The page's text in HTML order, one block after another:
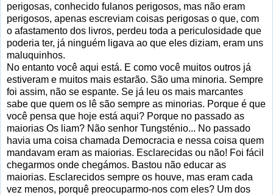
perigosas, conhecido fulanos perigosos, mas não eram
perigosos, apenas escreviam coisas perigosas o que, com
o afastamento dos livros, perdeu toda a periculosidade que
poderia ter, já ninguém ligava ao que eles diziam, eram uns
maluquinhos.
No entanto você aqui está. E como você muitos outros já
estiveram e muitos mais estarão. São uma minoria. Sempre
foi assim, não se espante. Se já leu os mais marcantes
sabe que quem os lê são sempre as minorias. Porque é que
você pensa que hoje está aqui? Porque no passado as
maiorias Os liam? Não senhor Tungsténio... No passado
havia uma coisa chamada Democracia e nessa coisa quem
mandavam eram as maiorias. Esclarecidas ou não! Foi fácil
chegarmos onde chegámos. Bastou não educar as
maiorias. Esclarecidos sempre os houve, mas eram cada
vez menos, porquê preocuparmo-nos com eles? Um dos